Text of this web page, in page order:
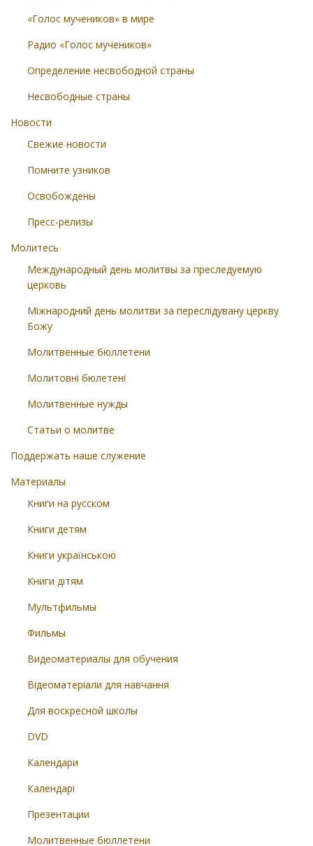
«Голос мучеников» в мире
Радио «Голос мучеников»
Определение несвободной страны
Несвободные страны
Новости
Свежие новости
Помните узников
Освобождены
Пресс-релизы
Молитесь
Международный день молитвы за преследуемую
церковь
Міжнародний день молитви за переслідувану церкву
Божу
Молитвенные бюллетени
Молитовні бюлетені
Молитвенные нужды
Статьи о молитве
Поддержать наше служение
Материалы
Книги на русском
Книги детям
Книги українською
Книги дітям
Мультфильмы
Фильмы
Видеоматериалы для обучения
Відеоматеріали для навчання
Для воскресной школы
DVD
Календари
Календарі
Презентации
Молитвенные бюллетени